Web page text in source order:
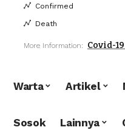
Confirmed
Death
More Information: Covid-
Warta Artikel
Sosok Lainnya